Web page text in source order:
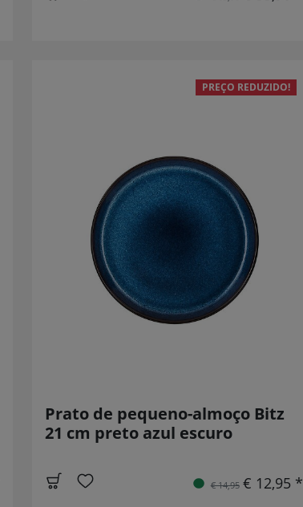
PREÇO REDUZIDO!
Prato de pequeno-almoço Bitz
21 cm preto azul escuro
€ 14,95 € 12,95 *